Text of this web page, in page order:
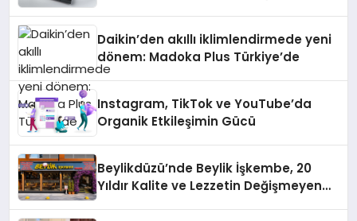
Daikin’den akıllı iklimlendirmede yeni
dönem: Madoka Plus Türkiye’de
Instagram, TikTok ve YouTube’da
Organik Etkileşimin Gücü
Beylikdüzü’nde Beylik İşkembe, 20
Yıldır Kalite ve Lezzetin Değişmeyen